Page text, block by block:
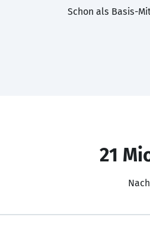
Schon als Basis-
21